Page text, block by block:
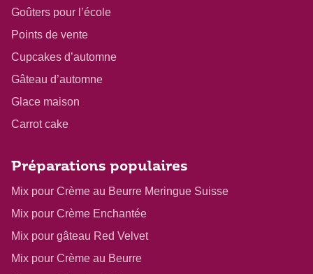
Goûters pour l’école
Points de vente
Cupcakes d’automne
Gâteau d’automne
Glace maison
Carrot cake
Préparations populaires
Mix pour Crème au Beurre Meringue Suisse
Mix pour Crème Enchantée
Mix pour gâteau Red Velvet
Mix pour Crème au Beurre